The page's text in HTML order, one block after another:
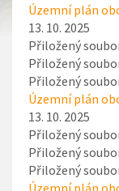
Územní plán
13. 10. 2025
Přiložený
Přiložený
Přiložený
Územní plán
13. 10. 2025
Přiložený
Přiložený
Přiložený
Územní plán